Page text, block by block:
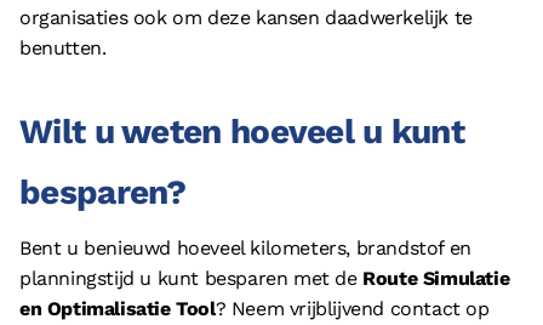
organisaties ook om deze kansen daadwerkelijk te
benutten.
Wilt u weten hoeveel u kunt
besparen?
Bent u benieuwd hoeveel kilometers, brandstof en
planningstijd u kunt besparen met de Route Simulatie
en Optimalisatie Tool? Neem vrijblijvend contact op